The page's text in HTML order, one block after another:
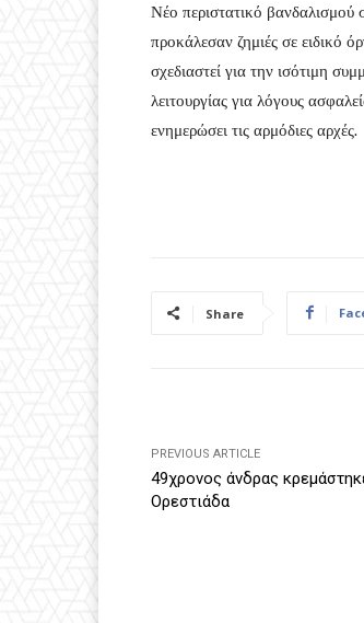
Νέο περιστατικό
προκάλεσαν ζημιές σε ειδικό
σχεδιαστεί για την ισότιμη
λειτουργίας για λόγους
ενημερώσει τις αρμόδιες αρχές.
Share
PREVIOUS ARTICLE
49χρονος άνδρας
Ορεστιάδα